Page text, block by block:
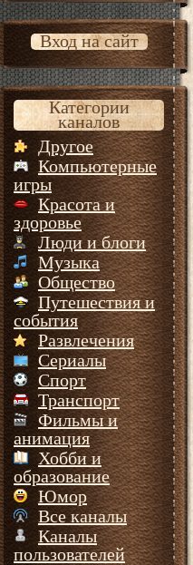
Вход на сайт
Категории
каналов
Другое
Компьютерные
игры
Красота и
здоровье
Люди и блоги
Музыка
Общество
Путешествия и
события
Развлечения
Сериалы
Спорт
Транспорт
Фильмы и
анимация
Хобби и
образование
Юмор
Все каналы
Каналы
пользователей